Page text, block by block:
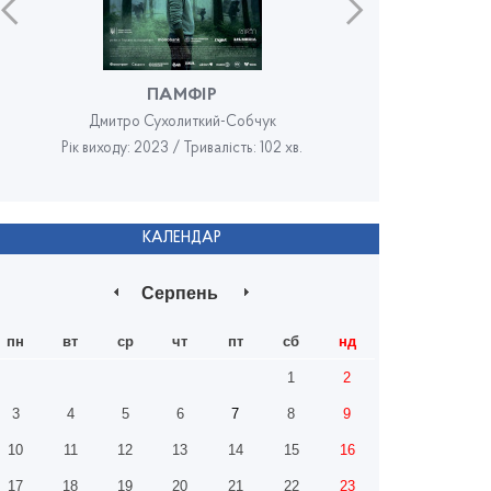
ПАМФІР
Дмитро Сухолиткий-Собчук
Рік виходу: 2023 / Тривалість: 102 хв.
КАЛЕНДАР
Серпень
пн вт ср чт пт сб нд
1 2
3 4 5 6 7 8 9
10 11 12 13 14 15 16
17 18 19 20 21 22 23